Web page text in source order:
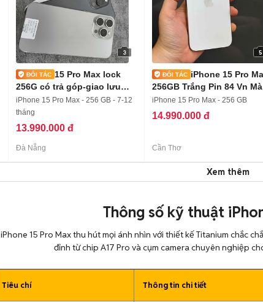
3
15 Pro Max lock
256G có trả góp-giao lưu
máy
iPhone 15 Pro Max - 256 GB - 7-12
tháng
13.990.000 đ
Đà Nẵng
5
iPhone 15 Pro
256GB Trắng Pin 84 Vn
120hz
iPhone 15 Pro Max - 256 GB
14.990.000 đ
Cần Thơ
Xem thêm
Thông số kỹ thuật
iPhone 15 Pro Max thu hút mọi ánh nhìn với thiết kế Titanium chắc
đỉnh từ chip A17 Pro và cụm camera chuyên nghiệp
Tiêu chí Thông tin chi tiết